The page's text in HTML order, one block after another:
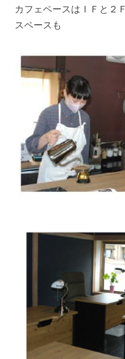
カフェペースはＩＦと２
スペースも